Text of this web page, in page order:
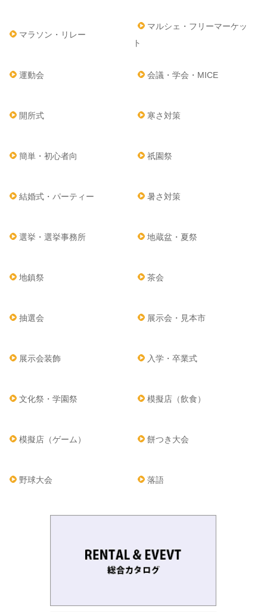
マラソン・リレー
マルシェ・フリーマーケッ
ト
運動会 会議・学会・MICE
開所式 寒さ対策
簡単・初心者向 祇園祭
結婚式・パーティー 暑さ対策
選挙・選挙事務所 地蔵盆・夏祭
地鎮祭 茶会
抽選会 展示会・見本市
展示会装飾 入学・卒業式
文化祭・学園祭 模擬店（飲食）
模擬店（ゲーム） 餅つき大会
野球大会 落語